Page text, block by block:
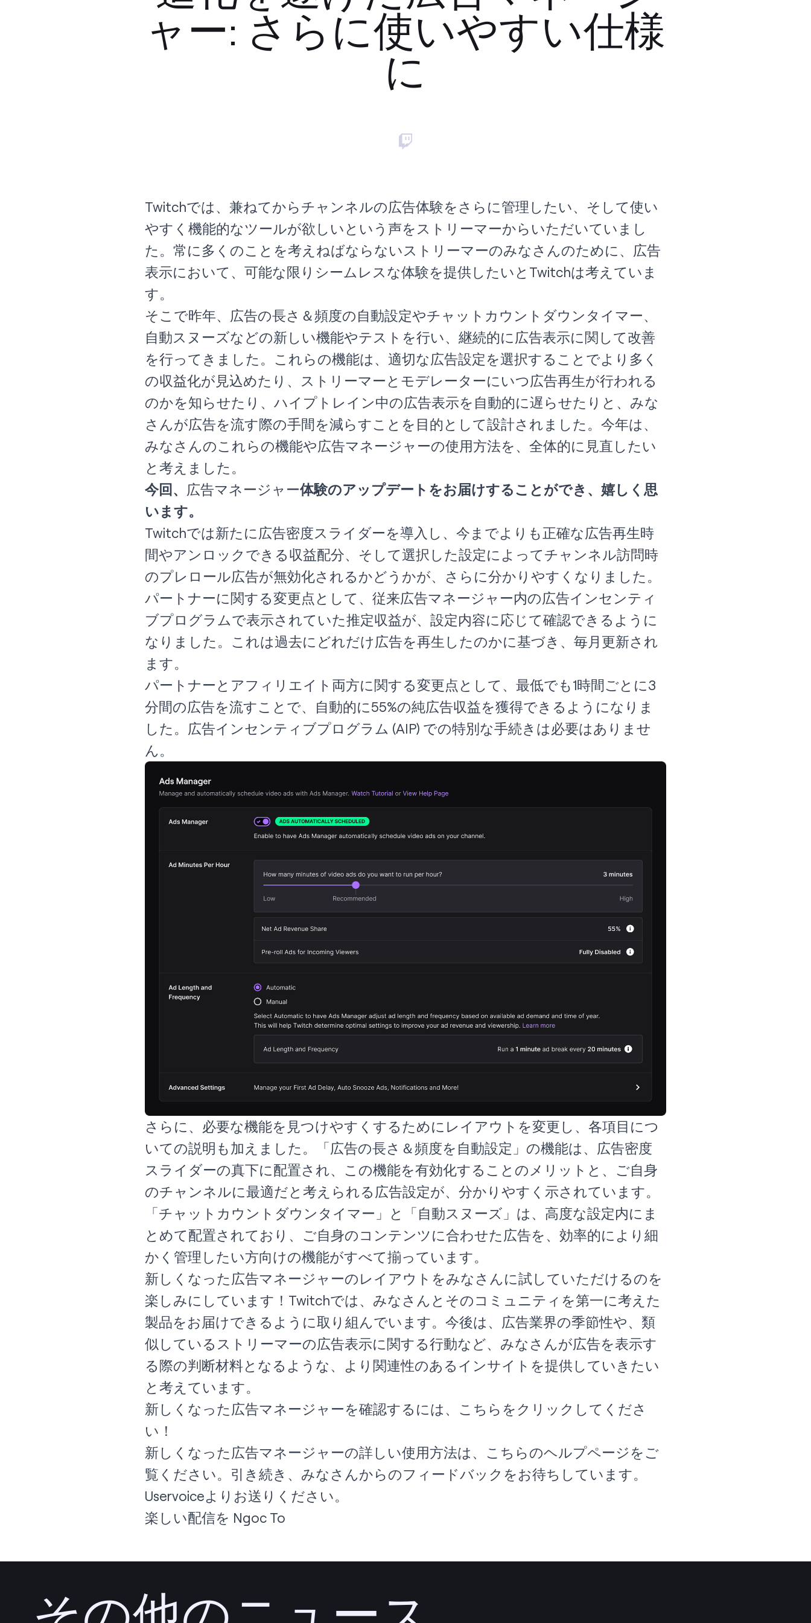
ャー: さらに使いやすい仕様
に
Twitchでは、兼ねてからチャンネルの広告体験をさらに管理したい、そして使い
やすく機能的なツールが欲しいという声をストリーマーからいただいていまし
た。常に多くのことを考えねばならないストリーマーのみなさんのために、広告
表示において、可能な限りシームレスな体験を提供したいとTwitchは考えていま
す。
そこで昨年、広告の長さ＆頻度の自動設定やチャットカウントダウンタイマー、
自動スヌーズなどの新しい機能やテストを行い、継続的に広告表示に関して改善
を行ってきました。これらの機能は、適切な広告設定を選択することでより多く
の収益化が見込めたり、ストリーマーとモデレーターにいつ広告再生が行われる
のかを知らせたり、ハイプトレイン中の広告表示を自動的に遅らせたりと、みな
さんが広告を流す際の手間を減らすことを目的として設計されました。今年は、
みなさんのこれらの機能や広告マネージャーの使用方法を、全体的に見直したい
と考えました。
今回、 広告マネージャー体験のアップデートをお届けすることができ、嬉しく思
います。
Twitchでは新たに広告密度スライダーを導入し、今までよりも正確な広告再生時
間やアンロックできる収益配分、そして選択した設定によってチャンネル訪問時
のプレロール広告が無効化されるかどうかが、さらに分かりやすくなりました。
パートナーに関する変更点として、従来広告マネージャー内の広告インセンティ
ブプログラムで表示されていた推定収益が、設定内容に応じて確認できるように
なりました。これは過去にどれだけ広告を再生したのかに基づき、毎月更新され
ます。
パートナーとアフィリエイト両方に関する変更点として、最低でも1時間ごとに3
分間の広告を流すことで、自動的に55%の純広告収益を獲得できるようになりま
した。広告インセンティブプログラム (AIP) での特別な手続きは必要はありませ
ん。
さらに、必要な機能を見つけやすくするためにレイアウトを変更し、各項目につ
いての説明も加えました。「広告の長さ＆頻度を自動設定」の機能は、広告密度
スライダーの真下に配置され、この機能を有効化することのメリットと、ご自身
のチャンネルに最適だと考えられる広告設定が、分かりやすく示されています。
「チャットカウントダウンタイマー」と「自動スヌーズ」は、高度な設定内にま
とめて配置されており、ご自身のコンテンツに合わせた広告を、効率的により細
かく管理したい方向けの機能がすべて揃っています。
新しくなった広告マネージャーのレイアウトをみなさんに試していただけるのを
楽しみにしています！Twitchでは、みなさんとそのコミュニティを第一に考えた
製品をお届けできるように取り組んでいます。今後は、広告業界の季節性や、類
似しているストリーマーの広告表示に関する行動など、みなさんが広告を表示す
る際の判断材料となるような、より関連性のあるインサイトを提供していきたい
と考えています。
新しくなった広告マネージャーを確認するには、 こちら をクリックしてくださ
い！
新しくなった広告マネージャーの詳しい使用方法は、 こちらのヘルプページをご
覧ください。引き続き、みなさんからのフィードバックをお待ちしています。
Uservoiceよりお送りください。
楽しい配信を Ngoc To